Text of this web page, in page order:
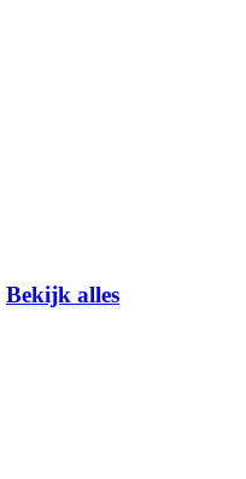
Bekijk alles